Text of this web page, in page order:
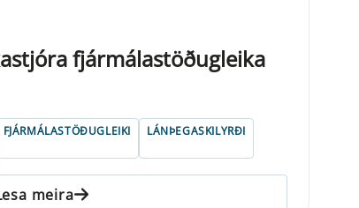
fjármálastöðugleika
FJÁRMÁLASTÖÐUGLEIKI LÁNÞEGASKILYRÐI
meira